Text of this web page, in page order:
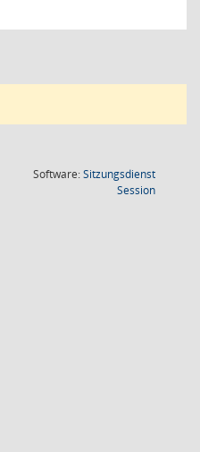
Software:Sitzungsdienst
Session(Wird in